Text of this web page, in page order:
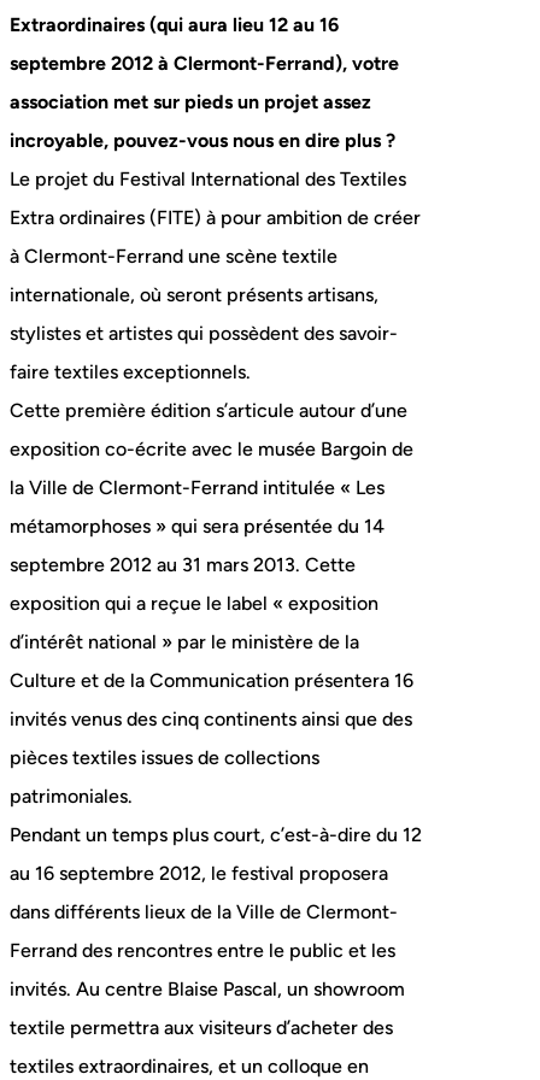
Extraordinaires (qui aura lieu 12 au 16
septembre 2012 à Clermont-Ferrand), votre
association met sur pieds un projet assez
incroyable, pouvez-vous nous en dire plus ?
Le projet du Festival International des Textiles
Extra ordinaires (FITE) à pour ambition de créer
à Clermont-Ferrand une scène textile
internationale, où seront présents artisans,
stylistes et artistes qui possèdent des savoir-
faire textiles exceptionnels.
Cette première édition s’articule autour d’une
exposition co-écrite avec le musée Bargoin de
la Ville de Clermont-Ferrand intitulée « Les
métamorphoses » qui sera présentée du 14
septembre 2012 au 31 mars 2013. Cette
exposition qui a reçue le label « exposition
d’intérêt national » par le ministère de la
Culture et de la Communication présentera 16
invités venus des cinq continents ainsi que des
pièces textiles issues de collections
patrimoniales.
Pendant un temps plus court, c’est-à-dire du 12
au 16 septembre 2012, le festival proposera
dans différents lieux de la Ville de Clermont-
Ferrand des rencontres entre le public et les
invités. Au centre Blaise Pascal, un showroom
textile permettra aux visiteurs d’acheter des
textiles extraordinaires, et un colloque en